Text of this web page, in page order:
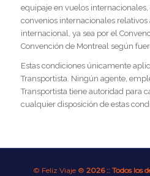
equipaje en vuelos
convenios internacionales relativos
internacional, ya sea por el
Convención de Montreal según
Estas condiciones únicamente
Transportista. Ningún agente,
Transportista tiene autoridad para
cualquier disposición de estas
© Feliz Viaje ®2026 :: Todos los